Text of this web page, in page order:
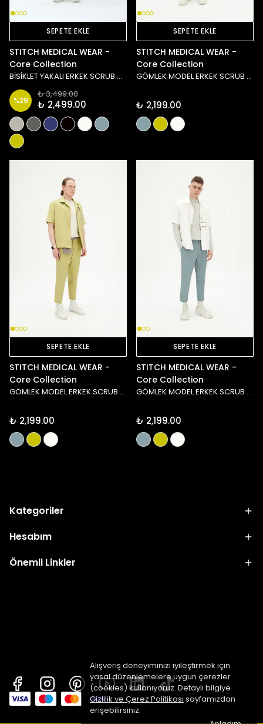
Alışveriş deneyiminizi iyileştirmek için
yasal düzenlemelere uygun çerezler
(cookies) kullanıyoruz. Detaylı bilgiye
Gizlilik ve Çerez Politikası sayfamızdan
erişebilirsiniz.
SEPETE EKLE
STITCH MEDICAL WEAR -
Core Collection
BİSİKLET YAKALI ERKEK SCRUB ÜST - TAŞ/YEŞİL
%29
₺ 3,499.00
₺ 2,499.00
SEPETE EKLE
STITCH MEDICAL WEAR -
Core Collection
GÖMLEK MODEL ERKEK SCRUB ÜST - MAVİ
₺ 2,199.00
SEPETE EKLE
STITCH MEDICAL WEAR -
Core Collection
GÖMLEK MODEL ERKEK SCRUB ÜST - YEŞİL
₺ 2,199.00
SEPETE EKLE
STITCH MEDICAL WEAR -
Core Collection
GÖMLEK MODEL ERKEK SCRUB ÜST - BEYAZ
₺ 2,199.00
Kategoriler
Hesabım
Önemli Linkler